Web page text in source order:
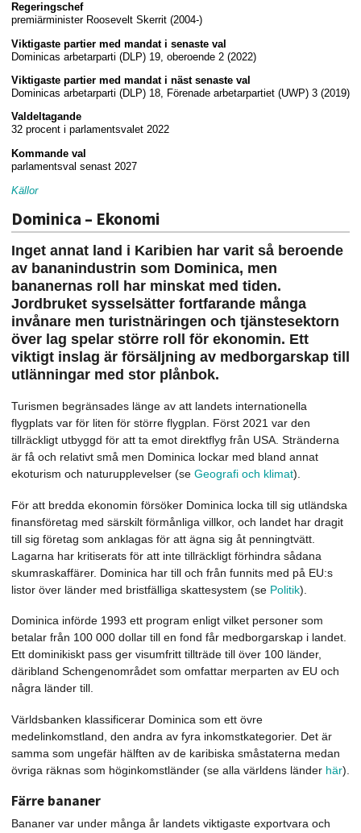
Regeringschef
premiärminister Roosevelt Skerrit (2004-)
Viktigaste partier med mandat i senaste val
Dominicas arbetarparti (DLP) 19, oberoende 2 (2022)
Viktigaste partier med mandat i näst senaste val
Dominicas arbetarparti (DLP) 18, Förenade arbetarpartiet (UWP) 3 (2019)
Valdeltagande
32 procent i parlamentsvalet 2022
Kommande val
parlamentsval senast 2027
Källor
Dominica – Ekonomi
Inget annat land i Karibien har varit så beroende
av bananindustrin som Dominica, men
bananernas roll har minskat med tiden.
Jordbruket sysselsätter fortfarande många
invånare men turistnäringen och tjänstesektorn
över lag spelar större roll för ekonomin. Ett
viktigt inslag är försäljning av medborgarskap till
utlänningar med stor plånbok.
Turismen begränsades länge av att landets internationella
flygplats var för liten för större flygplan. Först 2021 var den
tillräckligt utbyggd för att ta emot direktflyg från USA. Stränderna
är få och relativt små men Dominica lockar med bland annat
ekoturism och naturupplevelser (se Geografi och klimat).
För att bredda ekonomin försöker Dominica locka till sig utländska
finansföretag med särskilt förmånliga villkor, och landet har dragit
till sig företag som anklagas för att ägna sig åt penningtvätt.
Lagarna har kritiserats för att inte tillräckligt förhindra sådana
skumraskaffärer. Dominica har till och från funnits med på EU:s
listor över länder med bristfälliga skattesystem (se Politik).
Dominica införde 1993 ett program enligt vilket personer som
betalar från 100 000 dollar till en fond får medborgarskap i landet.
Ett dominikiskt pass ger visumfritt tillträde till över 100 länder,
däribland Schengenområdet som omfattar merparten av EU och
några länder till.
Världsbanken klassificerar Dominica som ett övre
medelinkomstland, den andra av fyra inkomstkategorier. Det är
samma som ungefär hälften av de karibiska småstaterna medan
övriga räknas som höginkomstländer (se alla världens länder här).
Färre bananer
Bananer var under många år landets viktigaste exportvara och